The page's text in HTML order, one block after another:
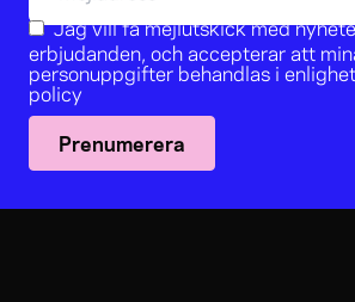
Jag vill få mejlutskick med
erbjudanden, och accepterar att
personuppgifter behandlas i
policy
Prenumerera